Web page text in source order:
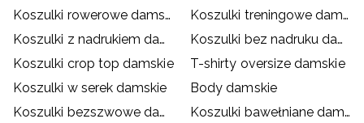
Koszulki rowerowe damskie
Koszulki treningowe damskie
Koszulki z nadrukiem damskie
Koszulki bez nadruku damskie
Koszulki crop top damskie
T-shirty oversize damskie
Koszulki w serek damskie
Body damskie
Koszulki bezszwowe damskie
Koszulki bawełniane damskie